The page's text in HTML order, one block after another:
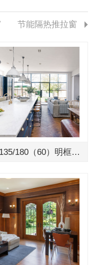
节能隔热推拉窗
M135/180（60）明框幕墙